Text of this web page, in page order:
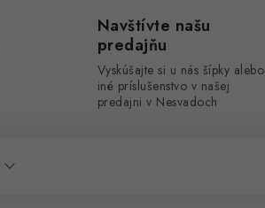
Navštívte našu
predajňu
Vyskúšajte si u nás šípky alebo
iné príslušenstvo v našej
predajni v Nesvadoch